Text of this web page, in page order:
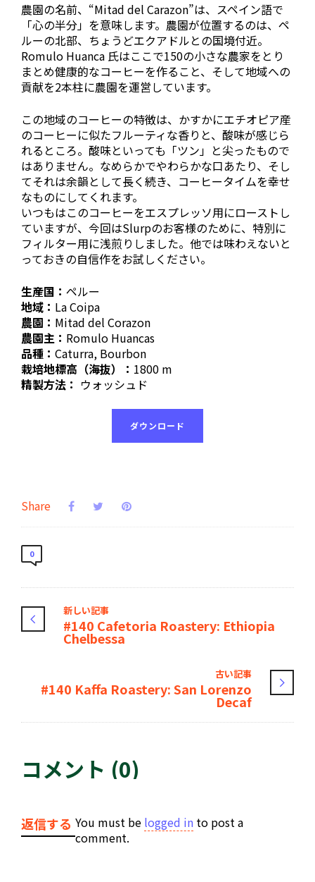
農園の名前、“Mitad del Carazon”は、スペイン語で
「心の半分」を意味します。農園が位置するのは、ペ
ルーの北部、ちょうどエクアドルとの国境付近。
Romulo Huanca 氏はここで150の小さな農家をとり
まとめ健康的なコーヒーを作ること、そして地域への
貢献を2本柱に農園を運営しています。
この地域のコーヒーの特徴は、かすかにエチオピア産
のコーヒーに似たフルーティな香りと、酸味が感じら
れるところ。酸味といっても「ツン」と尖ったもので
はありません。なめらかでやわらかな口あたり、そし
てそれは余韻として長く続き、コーヒータイムを幸せ
なものにしてくれます。
いつもはこのコーヒーをエスプレッソ用にローストし
ていますが、今回はSlurpのお客様のために、特別に
フィルター用に浅煎りしました。他では味わえないと
っておきの自信作をお試しください。
生産国： ペルー
地域： La Coipa
農園： Mitad del Corazon
農園主： Romulo Huancas
品種： Caturra, Bourbon
栽培地標高（海抜）： 1800 m
精製方法： ウォッシュド
ダウンロード
Share
0
新しい記事
#140 Cafetoria Roastery: Ethiopia
Chelbessa
古い記事
#140 Kaffa Roastery: San Lorenzo
Decaf
コメント (0)
返信する You must be logged in to post a
comment.